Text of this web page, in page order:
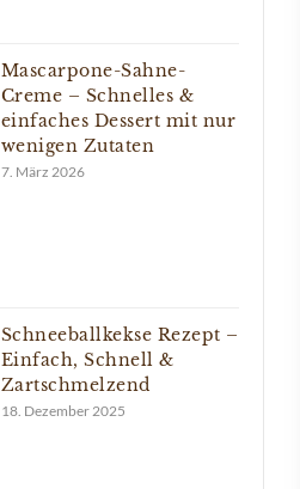
Mascarpone-Sahne-
Creme – Schnelles &
einfaches Dessert mit nur
wenigen Zutaten
7. März 2026
Schneeballkekse Rezept –
Einfach, Schnell &
Zartschmelzend
18. Dezember 2025